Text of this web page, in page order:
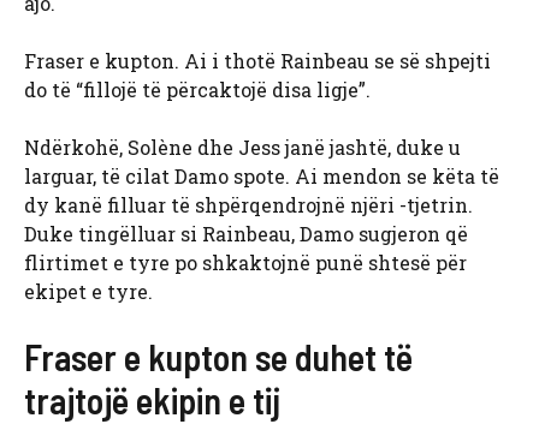
Fraser e kupton. Ai i thotë Rainbeau se së shpejti
do të “fillojë të përcaktojë disa ligje”.
Ndërkohë, Solène dhe Jess janë jashtë, duke u
larguar, të cilat Damo spote. Ai mendon se këta të
dy kanë filluar të shpërqendrojnë njëri -tjetrin.
Duke tingëlluar si Rainbeau, Damo sugjeron që
flirtimet e tyre po shkaktojnë punë shtesë për
ekipet e tyre.
Fraser e kupton se duhet të
trajtojë ekipin e tij